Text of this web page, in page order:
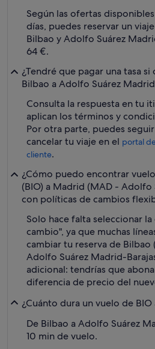
Según las ofertas
días, puedes reservar un
Bilbao y Adolfo Suárez
64 €.
¿Tendré que pagar una tasa
Bilbao a Adolfo Suárez
Consulta la respuesta en tu
aplican los términos y
Por otra parte, puedes
cancelar tu viaje en el portal
cliente.
¿Cómo puedo encontrar
(BIO) a Madrid (MAD - Adolfo
con políticas de cambios
Solo hace falta seleccionar
cambio", ya que muchas
cambiar tu reserva de Bilbao
Adolfo Suárez Madrid-
adicional: tendrías que
diferencia de precio del
¿Cuánto dura un vuelo de BIO
De Bilbao a Adolfo Suárez
10 min de vuelo.